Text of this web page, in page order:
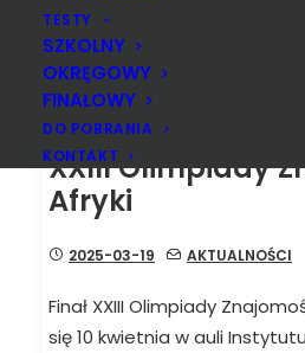
TESTY
SZKOLNY
OKRĘGOWY
FINAŁOWY
DO POBRANIA
KONTAKT
Wstępne
XXIII Olimpiady
Afryki
2025-03-19 AKTUALNOŚCI
Finał XXIII Olimpiady
się 10 kwietnia w auli